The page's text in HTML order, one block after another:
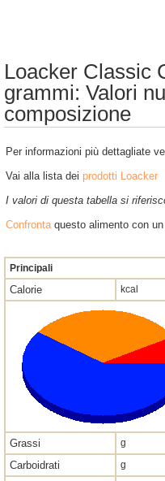
Loacker Classic
grammi: Valori
composizione
Per informazioni più dettagliate
Vai alla lista dei prodotti Loacker
I valori di questa tabella si
Confrontaquesto alimento con
Principali
Calorie kcal
Grassi g
Carboidrati g